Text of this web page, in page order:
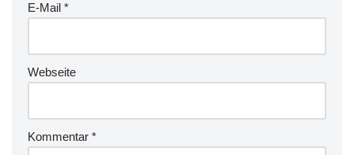
E-Mail *
Webseite
Kommentar *